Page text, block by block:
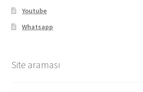
Youtube
Whatsapp
Site araması